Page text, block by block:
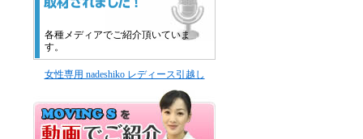
各種メディアでご紹介頂いていま
す。
女性専用 nadeshiko レディース引越し